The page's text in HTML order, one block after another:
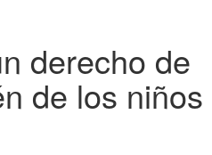
derecho de
de los niños